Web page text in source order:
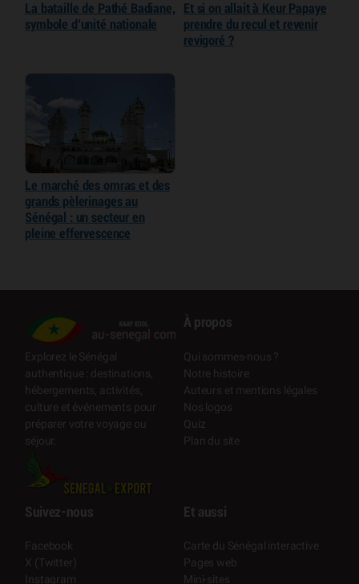
La bataille de Pathé Badiane,
symbole d’unité nationale
Et si on allait à Keur Papaye
prendre du recul et revenir
revigoré ?
Le marché des omras et des
grands pèlerinages au
Sénégal : un secteur en
pleine effervescence
Explorez le Sénégal
authentique : destinations,
hébergements, activités,
culture et événements pour
préparer votre voyage ou
séjour.
À propos
Qui sommes-nous ?
Notre histoire
Auteurs et mentions légales
Nos logos
Quiz
Plan du site
Suivez-nous
Facebook
X (Twitter)
Instagram
Et aussi
Carte du Sénégal interactive
Pages web
Mini-sites